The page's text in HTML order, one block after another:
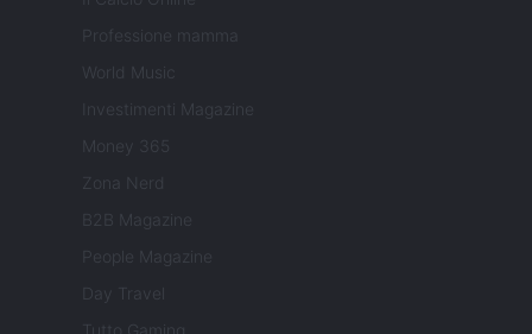
Professione mamma
World Music
Investimenti Magazine
Money 365
Zona Nerd
B2B Magazine
People Magazine
Day Travel